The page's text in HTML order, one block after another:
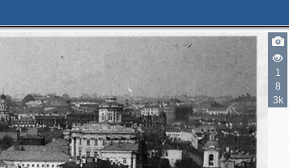
1
8
3k